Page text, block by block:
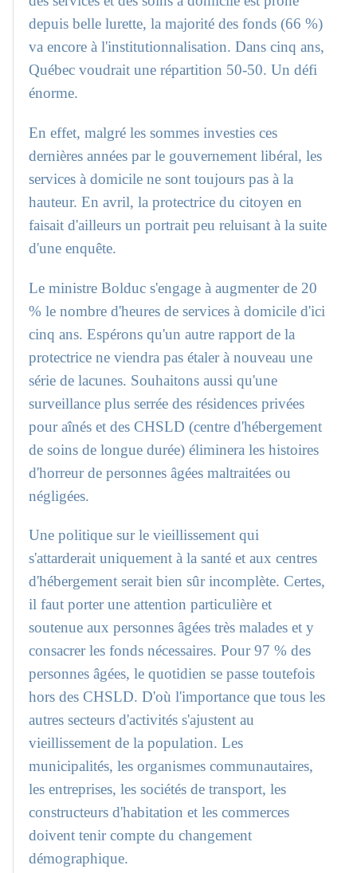
depuis belle lurette, la majorité des fonds (66 %)
va encore à l'institutionnalisation. Dans cinq ans,
Québec voudrait une répartition 50-50. Un défi
énorme.
En effet, malgré les sommes investies ces
dernières années par le gouvernement libéral, les
services à domicile ne sont toujours pas à la
hauteur. En avril, la protectrice du citoyen en
faisait d'ailleurs un portrait peu reluisant à la suite
d'une enquête.
Le ministre Bolduc s'engage à augmenter de 20
% le nombre d'heures de services à domicile d'ici
cinq ans. Espérons qu'un autre rapport de la
protectrice ne viendra pas étaler à nouveau une
série de lacunes. Souhaitons aussi qu'une
surveillance plus serrée des résidences privées
pour aînés et des CHSLD (centre d'hébergement
de soins de longue durée) éliminera les histoires
d'horreur de personnes âgées maltraitées ou
négligées.
Une politique sur le vieillissement qui
s'attarderait uniquement à la santé et aux centres
d'hébergement serait bien sûr incomplète. Certes,
il faut porter une attention particulière et
soutenue aux personnes âgées très malades et y
consacrer les fonds nécessaires. Pour 97 % des
personnes âgées, le quotidien se passe toutefois
hors des CHSLD. D'où l'importance que tous les
autres secteurs d'activités s'ajustent au
vieillissement de la population. Les
municipalités, les organismes communautaires,
les entreprises, les sociétés de transport, les
constructeurs d'habitation et les commerces
doivent tenir compte du changement
démographique.